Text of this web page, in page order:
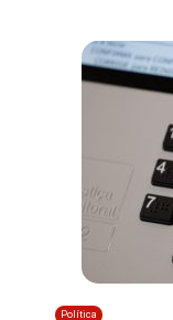
Política